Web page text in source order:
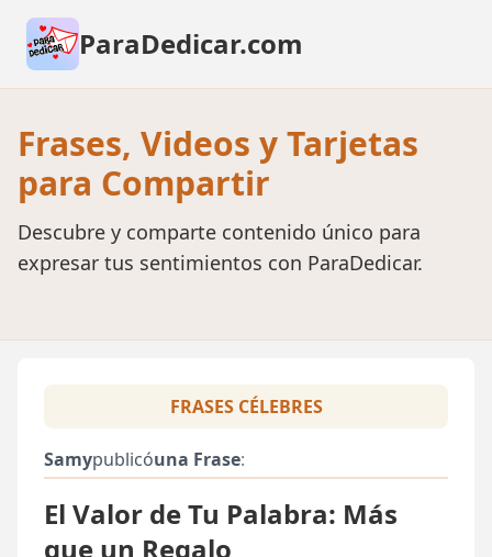
ParaDedicar.com
Frases, Videos y Tarjetas
para Compartir
Descubre y comparte contenido único para
expresar tus sentimientos con ParaDedicar.
FRASES CÉLEBRES
Samypublicóuna Frase:
El Valor de Tu Palabra: Más
que un Regalo